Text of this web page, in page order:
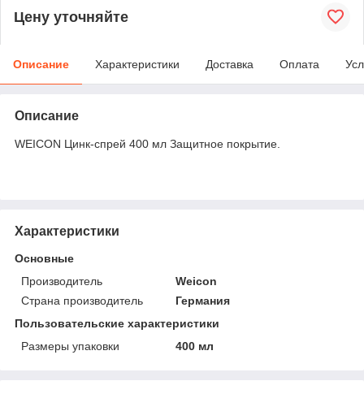
Цену уточняйте
Описание Характеристики Доставка Оплата
Описание
WEICON Цинк-спрей 400 мл Защитное покрытие.
Характеристики
Основные
Производитель
Weicon
Страна производитель
Германия
Пользовательские характеристики
Размеры упаковки
400 мл